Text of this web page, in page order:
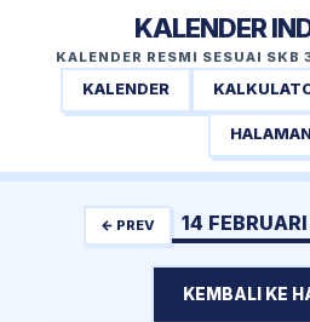
KALENDER
KALENDER RESMI SESUAI SKB
KALENDER
← PREV 14
KEMBALI KE